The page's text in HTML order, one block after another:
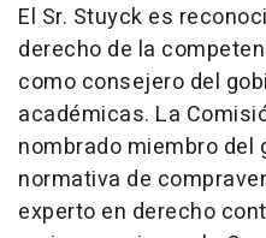
El Sr. Stuyck es
derecho de la
como consejero del
académicas. La
nombrado miembro del
normativa de
experto en derecho